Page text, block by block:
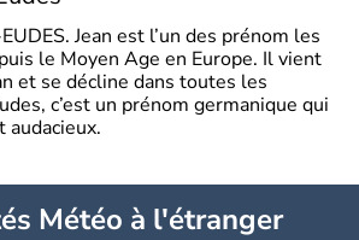
Jean est l’un des prénom les
le Moyen Age en Europe. Il vient
et se décline dans toutes les
c’est un prénom germanique qui
Météo à l'étranger